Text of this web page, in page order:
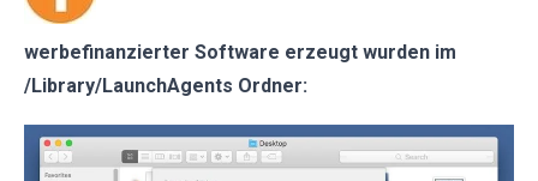
werbefinanzierter Software erzeugt wurden im
/Library/LaunchAgents Ordner: